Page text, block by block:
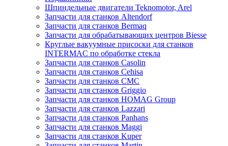
Шпиндельные двигатели Teknomotor, Arel
Запчасти для станков Altendorf
Запчасти для станков Bermaq
Запчасти для обрабатывающих центров Biesse
Круглые вакуумные присоски для станков
INTERMAC по обработке стекла
Запчасти для станков Casolin
Запчасти для станков Cehisa
Запчасти для станков CMC
Запчасти для станков Griggio
Запчасти для станков HOMAG Group
Запчасти для станков Lazzari
Запчасти для станков Panhans
Запчасти для станков Maggi
Запчасти для станков Kuper